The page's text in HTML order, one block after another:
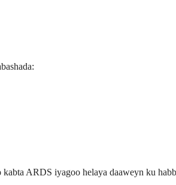
ARDS iyagoo helaya daaweyn ku